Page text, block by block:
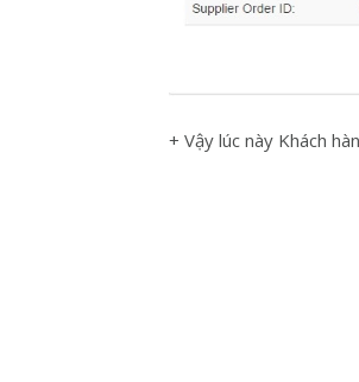
+ Vậy lúc này Khách